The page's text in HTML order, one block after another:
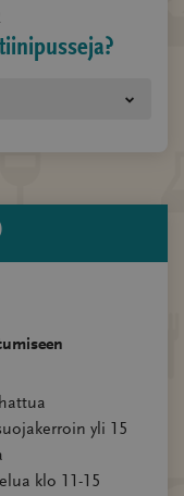
yli 15
klo 11-15